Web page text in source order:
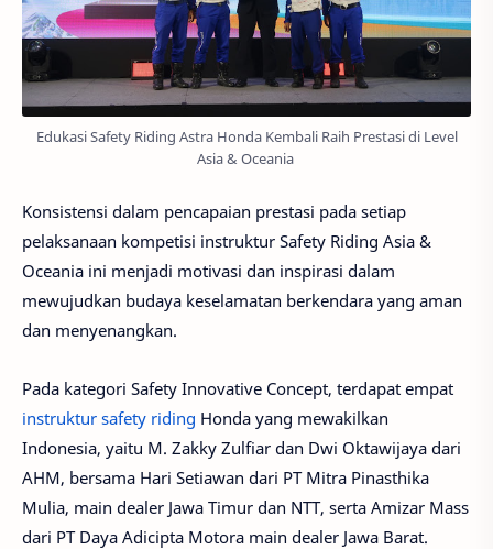
Edukasi Safety Riding Astra Honda Kembali Raih Prestasi di Level
Asia & Oceania
Konsistensi dalam pencapaian prestasi pada setiap
pelaksanaan kompetisi instruktur Safety Riding Asia &
Oceania ini menjadi motivasi dan inspirasi dalam
mewujudkan budaya keselamatan berkendara yang aman
dan menyenangkan.
Pada kategori Safety Innovative Concept, terdapat empat
instruktur safety riding Honda yang mewakilkan
Indonesia, yaitu M. Zakky Zulfiar dan Dwi Oktawijaya dari
AHM, bersama Hari Setiawan dari PT Mitra Pinasthika
Mulia, main dealer Jawa Timur dan NTT, serta Amizar Mass
dari PT Daya Adicipta Motora main dealer Jawa Barat.